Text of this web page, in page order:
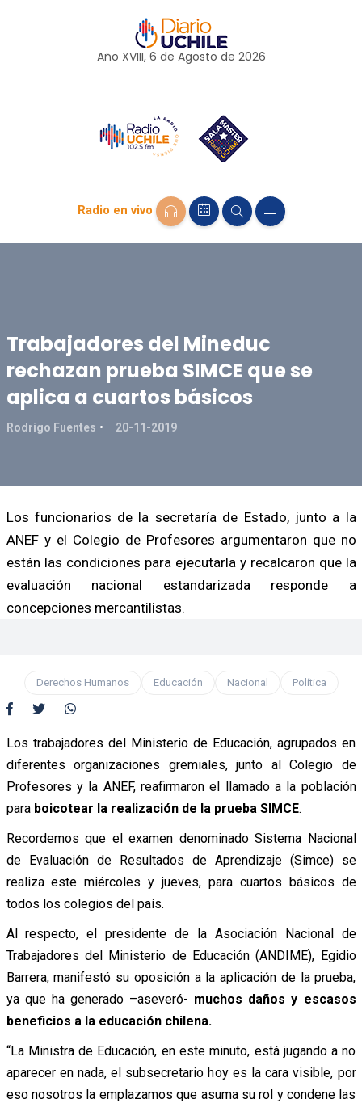
Año XVIII, 6 de Agosto de 2026
Radio en vivo
Trabajadores del Mineduc
rechazan prueba SIMCE que se
aplica a cuartos básicos
Rodrigo Fuentes 20-11-2019
Los funcionarios de la secretaría de Estado, junto a la
ANEF y el Colegio de Profesores argumentaron que no
están las condiciones para ejecutarla y recalcaron que la
evaluación nacional estandarizada responde a
concepciones mercantilistas.
Derechos Humanos Educación Nacional Política
Los trabajadores del Ministerio de Educación, agrupados en
diferentes organizaciones gremiales, junto al Colegio de
Profesores y la ANEF, reafirmaron el llamado a la población
para boicotear la realización de la prueba SIMCE.
Recordemos que el examen denominado Sistema Nacional
de Evaluación de Resultados de Aprendizaje (Simce) se
realiza este miércoles y jueves, para cuartos básicos de
todos los colegios del país.
Al respecto, el presidente de la Asociación Nacional de
Trabajadores del Ministerio de Educación (ANDIME), Egidio
Barrera, manifestó su oposición a la aplicación de la prueba,
ya que ha generado –aseveró- muchos daños y escasos
beneficios a la educación chilena.
“La Ministra de Educación, en este minuto, está jugando a no
aparecer en nada, el subsecretario hoy es la cara visible, por
eso nosotros la emplazamos que asuma su rol y condene las